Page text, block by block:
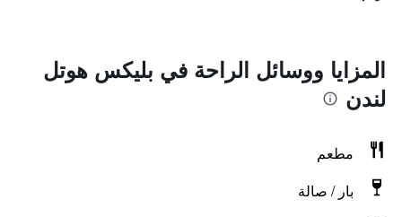
المزايا ووسائل الراحة في بليكس هوتل
لندن
مطعم
بار / صالة